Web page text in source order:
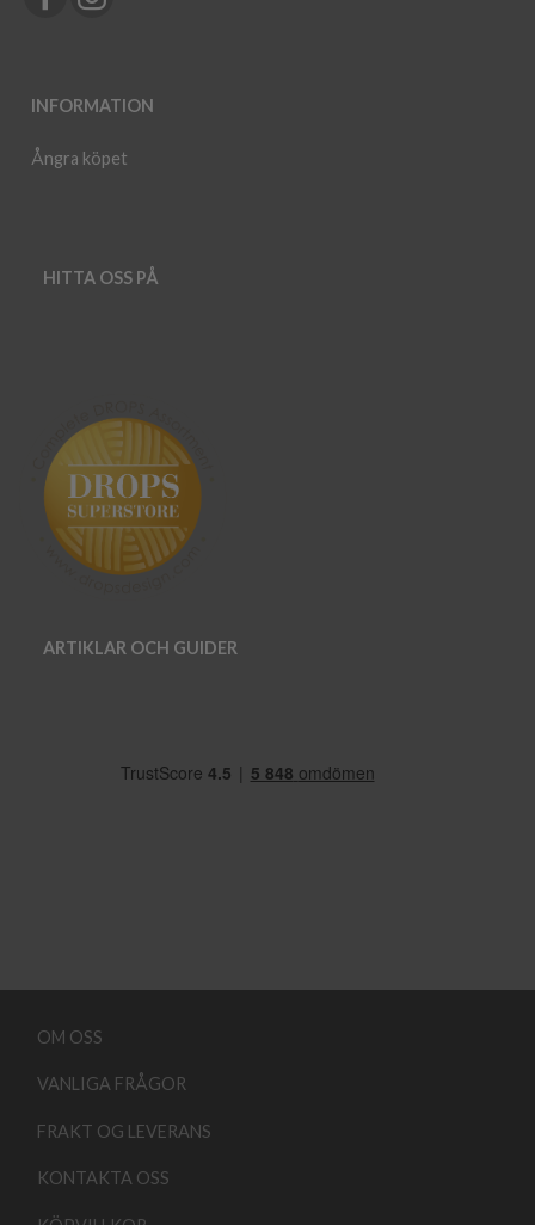
INFORMATION
Ångra köpet
HITTA OSS PÅ
ARTIKLAR OCH GUIDER
OM OSS
VANLIGA FRÅGOR
FRAKT OG LEVERANS
KONTAKTA OSS